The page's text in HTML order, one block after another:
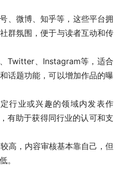
、微博、知乎等，这些平台拥
群氛围，便于与读者互动和传
Twitter、Instagram等，适合
话题功能，可以增加作品的曝
行业或兴趣的领域内发表作
有助于获得同行业的认可和支
高，内容审核基本靠自己，但
。